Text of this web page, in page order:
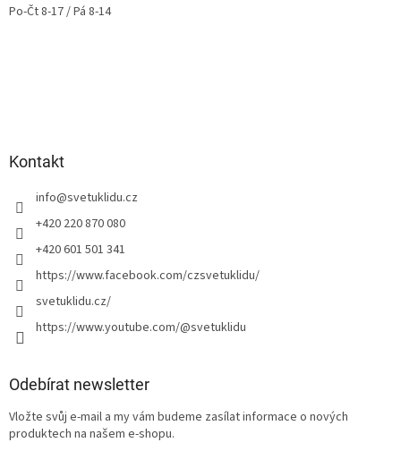
Po-Čt 8-17 / Pá 8-14
Kontakt
info@svetuklidu.cz
+420 220 870 080
+420 601 501 341
https://www.facebook.com/czsvetuklidu/
svetuklidu.cz/
https://www.youtube.com/@svetuklidu
Odebírat newsletter
Vložte svůj e-mail a my vám budeme zasílat informace o nových
produktech na našem e-shopu.